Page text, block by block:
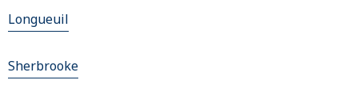
Longueuil
Sherbrooke